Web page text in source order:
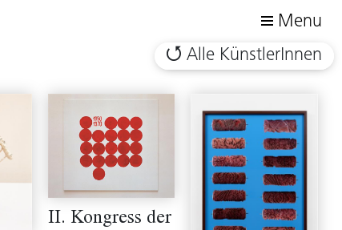
Menu
Alle KünstlerInnen
II. Kongress der